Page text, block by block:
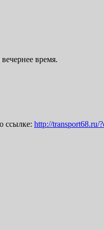
время.
ссылке: http://transport68.ru/